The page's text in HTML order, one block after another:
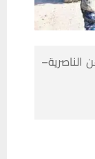
الناصرية–